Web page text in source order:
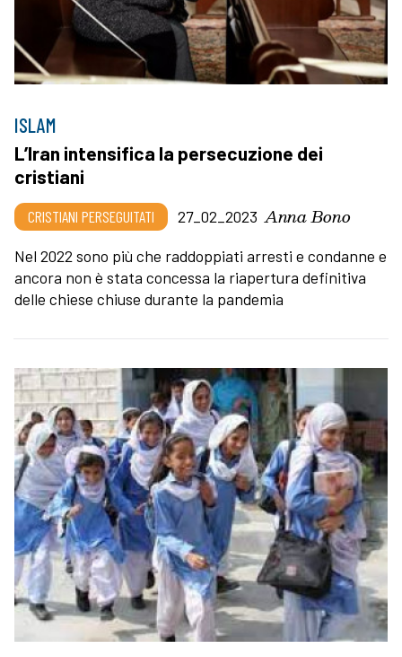
ISLAM
L’Iran intensifica la persecuzione dei
cristiani
CRISTIANI PERSEGUITATI 27_02_2023 Anna Bono
Nel 2022 sono più che raddoppiati arresti e condanne e
ancora non è stata concessa la riapertura definitiva
delle chiese chiuse durante la pandemia